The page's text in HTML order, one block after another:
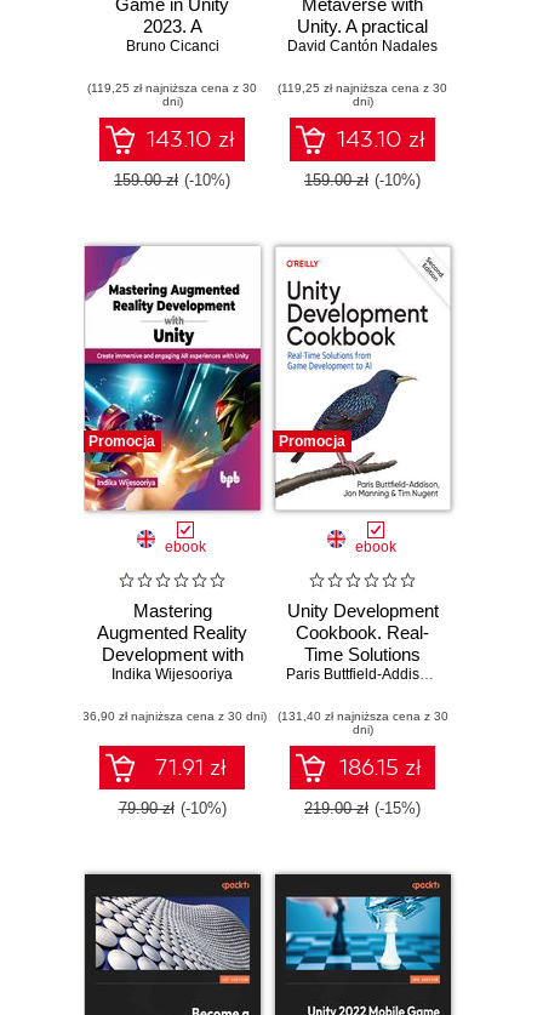
Game in Unity
2023. A
comprehensive
your own strategy
game from scratch
using C#
Bruno Cicanci
(119,25 zł najniższa cena z 30
dni)
143.10 zł
159.00 zł (-10%)
Metaverse with
Unity. A practical
guide to developing
platform
Metaverse with
Unity3D and
Firebase
David Cantón Nadales
(119,25 zł najniższa cena z 30
dni)
143.10 zł
159.00 zł (-10%)
Promocja
ebook
Mastering
Augmented Reality
Development with
Unity
Indika Wijesooriya
(36,90 zł najniższa cena z 30 dni)
71.91 zł
79.90 zł (-10%)
Promocja
ebook
Unity Development
Cookbook. Real-
Time Solutions
from Game
2nd Edition
Paris Buttfield-Addison
(131,40 zł najniższa cena z 30
dni)
186.15 zł
219.00 zł (-15%)